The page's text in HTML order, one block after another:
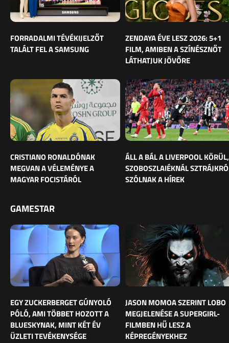
FORRADALMI TÉVÉKIJELZŐT
TALÁLT FEL A SAMSUNG
ZENDAYA ÉVE LESZ 2026: 5+1
FILM, AMIBEN A SZÍNÉSZNŐT
LÁTHATJUK JÖVŐRE
CRISTIANO RONALDÓNAK
MEGVAN A VÉLEMÉNYE A
MAGYAR FOCISTÁRÓL
ÁLL A BÁL A LIVERPOOL KÖRÜL,
SZOBOSZLAIÉKNÁL
SZÓLNAK A HÍREK
GAMESTAR
EGY ZUCKERBERGET GÚNYOLÓ
PÓLÓ, AMI TÖBBET HOZOTT A
BLUESKYNAK, MINT KÉT ÉV
ÜZLETI TEVÉKENYSÉGE
JASON MOMOA SZERINT LOBO
MEGJELENÉSE A SUPERGIRL-
FILMBEN HŰ LESZ A
KÉPREGÉNYEKHEZ